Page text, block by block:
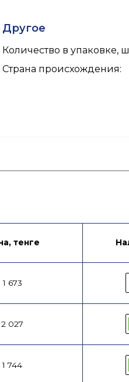
Другое
Количество в упаковке,
Страна происхождения:
тенге
1 673
2 027
1 744